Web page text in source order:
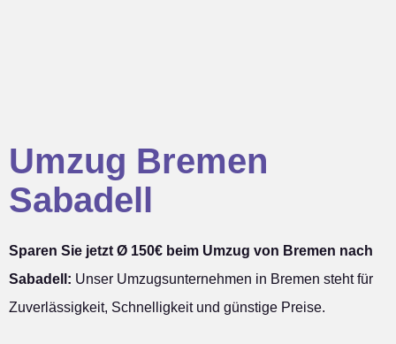
Umzug Bremen
Sabadell
Sparen Sie jetzt Ø 150€ beim Umzug von Bremen nach
Sabadell: Unser Umzugsunternehmen in Bremen steht für
Zuverlässigkeit, Schnelligkeit und günstige Preise.